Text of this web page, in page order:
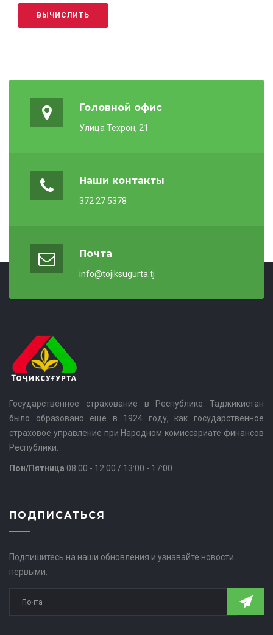
ВЫЧИСЛИТЬ
Головной офис
Улица Техрон, 21
Наши контакты
372 27 5378
Почта
info@tojiksugurta.tj
Государственное страхование в Республике Таджикистан
было образовано еще в 1924 году, как государственное
страховое управление при Народном комиссариате финансов
Республики.
Пон/Пятница 08:00 - 12:00 / 13:00 - 17:00
ПОДПИСАТЬСЯ
Подпишитесь на наши обновления и узнавайте новости
первыми.